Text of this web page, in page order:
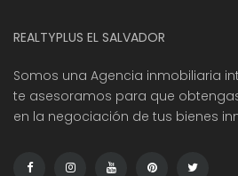
REALTYPLUS EL SALVADOR
Somos una Agencia inmobiliaria
te asesoramos para que
en la negociación de tus bienes